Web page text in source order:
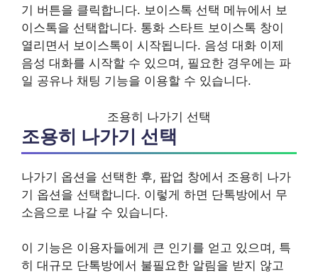
기 버튼을 클릭합니다. 보이스톡 선택 메뉴에서 보
이스톡을 선택합니다. 통화 스타트 보이스톡 창이
열리면서 보이스톡이 시작됩니다. 음성 대화 이제
음성 대화를 시작할 수 있으며, 필요한 경우에는 파
일 공유나 채팅 기능을 이용할 수 있습니다.
조용히 나가기 선택
조용히 나가기 선택
나가기 옵션을 선택한 후, 팝업 창에서 조용히 나가
기 옵션을 선택합니다. 이렇게 하면 단톡방에서 무
소음으로 나갈 수 있습니다.
이 기능은 이용자들에게 큰 인기를 얻고 있으며, 특
히 대규모 단톡방에서 불필요한 알림을 받지 않고